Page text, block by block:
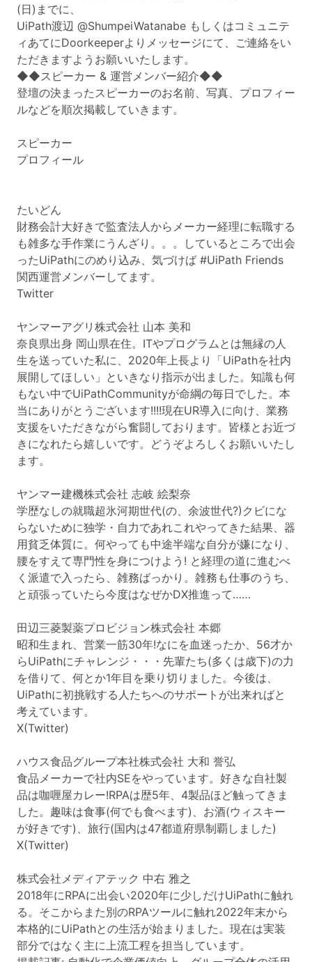
(日)までに、
UiPath渡辺 @ShumpeiWatanabe もしくはコミュニテ
ィあてにDoorkeeperよりメッセージにて、ご連絡をい
ただきますようお願いいたします。
◆◆スピーカー & 運営メンバー紹介◆◆
登壇の決まったスピーカーのお名前、写真、プロフィー
ルなどを順次掲載していきます。
スピーカー
プロフィール
たいどん
財務会計大好きで監査法人からメーカー経理に転職する
も雑多な手作業にうんざり。。。しているところで出会
ったUiPathにのめり込み、気づけば #UiPath Friends
関西運営メンバーしてます。
Twitter
ヤンマーアグリ株式会社 山本 美和
奈良県出身 岡山県在住。ITやプログラムとは無縁の人
生を送っていた私に、2020年上長より「UiPathを社内
展開してほしい」といきなり指示が出ました。知識も何
もない中でUiPathCommunityが命綱の毎日でした。本
当にありがとうございます!!!!現在UR導入に向け、業務
支援をいただきながら奮闘しております。皆様とお近づ
きになれたら嬉しいです。どうぞよろしくお願いいたし
ます。
ヤンマー建機株式会社 志岐 絵梨奈
学歴なしの就職超氷河期世代(の、余波世代?)クビにな
らないために独学・自力であれこれやってきた結果、器
用貧乏体質に。何やっても中途半端な自分が嫌になり、
腰をすえて専門性を身につけよう! と経理の道に進むべ
く派遣で入ったら、雑務ばっかり。雑務も仕事のうち、
と頑張っていたら今度はなぜかDX推進って……
田辺三菱製薬プロビジョン株式会社 本郷
昭和生まれ、営業一筋30年!なにを血迷ったか、56才か
らUiPathにチャレンジ・・・先輩たち(多くは歳下)の力
を借りて、何とか1年目を乗り切りました。今後は、
UiPathに初挑戦する人たちへのサポートが出来ればと
考えています。
X(Twitter)
ハウス食品グループ本社株式会社 大和 誉弘
食品メーカーで社内SEをやっています。好きな自社製
品は咖喱屋カレー!RPAは歴5年、4製品ほど触ってきま
した。趣味は食事(何でも食べます)、お酒(ウィスキー
が好きです)、旅行(国内は47都道府県制覇しました)
X(Twitter)
株式会社メディアテック 中右 雅之
2018年にRPAに出会い2020年に少しだけUiPathに触れ
る。そこからまた別のRPAツールに触れ2022年末から
本格的にUiPathとの生活が始まりました。現在は実装
部分ではなく主に上流工程を担当しています。